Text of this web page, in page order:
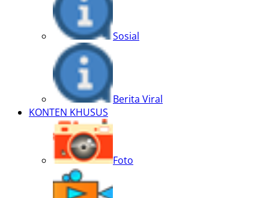
Sosial
Berita Viral
KONTEN KHUSUS
Foto